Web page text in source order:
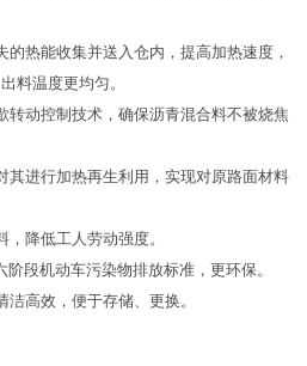
的热能收集并送入仓内，提高加热速度，
料温度更均匀。
转动控制技术，确保沥青混合料不被烧焦
其进行加热再生利用，实现对原路面材料
降低工人劳动强度。
段机动车污染物排放标准，更环保。
高效，便于存储、更换。